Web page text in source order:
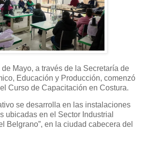
Mayo, a través de la Secretaría de
Educación y Producción, comenzó
Curso de Capacitación en Costura.
se desarrolla en las instalaciones
ubicadas en el Sector Industrial
Belgrano”, en la ciudad cabecera del